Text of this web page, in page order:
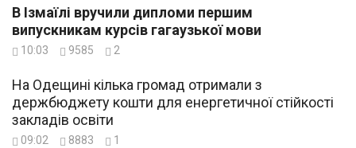
В Ізмаїлі вручили дипломи першим
випускникам курсів гагаузької мови
10:03 9585 2
На Одещині кілька громад отримали з
держбюджету кошти для енергетичної стійкості
закладів освіти
09:02 8883 1